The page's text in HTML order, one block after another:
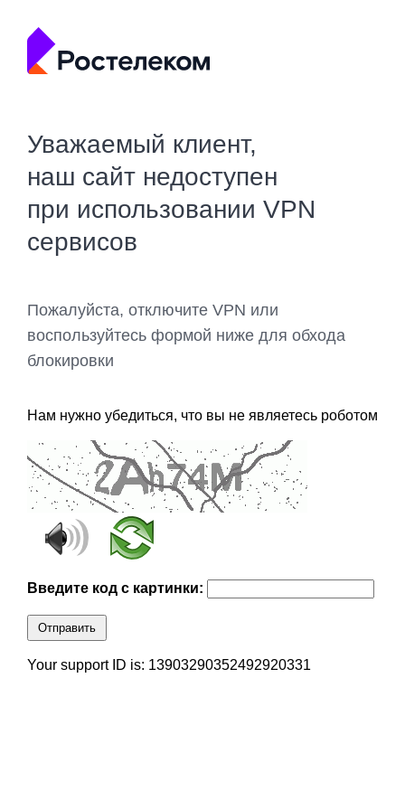
Уважаемый клиент,
наш сайт недоступен
при использовании VPN
сервисов
Пожалуйста, отключите VPN или
воспользуйтесь формой ниже для обхода
блокировки
Нам нужно убедиться, что вы не являетесь роботом
Введите код с картинки:
Отправить
Your support ID is: 13903290352492920331